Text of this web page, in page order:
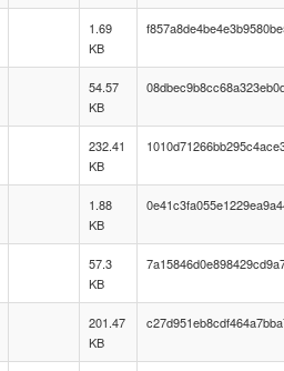
1.69
KB
54.57
KB
232.41
KB
1.88
KB
57.3
KB
201.47
KB